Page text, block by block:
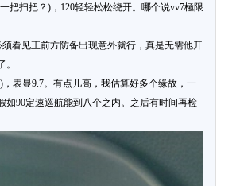
把扫把？)，120轻轻松松绕开。哪个说vv7極限
看见正前方防备出现意外就行，真是无需他开
表显9.7。有点儿高，我估算好多个缘故，一
90定速巡航能到八个之内。之后有时间再检